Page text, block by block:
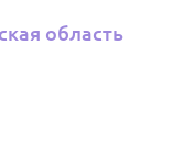
область